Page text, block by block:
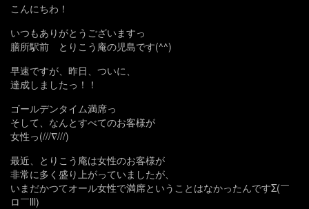
こんにちわ！
いつもありがとうございますっ
膳所駅前 とりこう庵の児島です(^^)
早速ですが、昨日、ついに、
達成しましたっ！！
ゴールデンタイム満席っ
そして、なんとすべてのお客様が
女性っ(///∇///)
最近、とりこう庵は女性のお客様が
非常に多く盛り上がっていましたが、
いまだかつてオール女性で満席ということはなかったんですΣ(￣
ロ￣lll)